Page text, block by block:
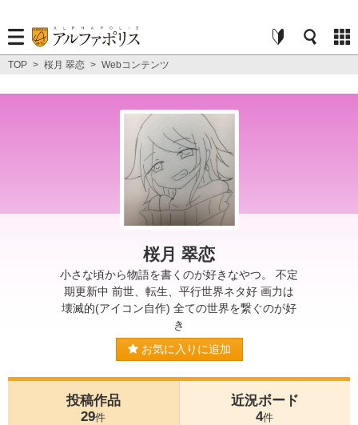
TOP > 桜月 翠恋 > Webコンテンツ
桜月 翠恋
小さな頃から物語を書くのが好きなやつ。 不定
期更新中 前世、転生、平行世界ネタ好 画力は
壊滅的(アイコン自作) 全ての世界を繋ぐのが好
き
お気に入りに追加
投稿作品
29件
近況ボード
4件